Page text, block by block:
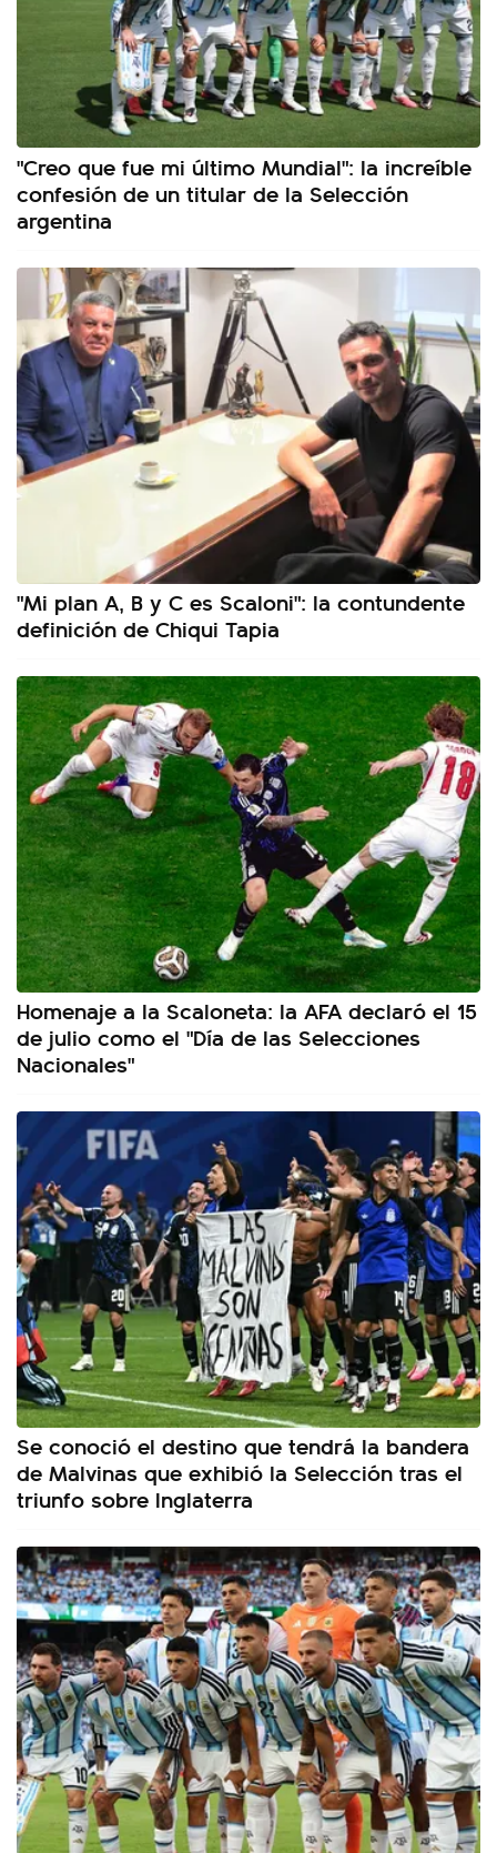
"Creo que fue mi último Mundial": la increíble
confesión de un titular de la Selección
argentina
"Mi plan A, B y C es Scaloni": la contundente
definición de Chiqui Tapia
Homenaje a la Scaloneta: la AFA declaró el 15
de julio como el "Día de las Selecciones
Nacionales"
Se conoció el destino que tendrá la bandera
de Malvinas que exhibió la Selección tras el
triunfo sobre Inglaterra